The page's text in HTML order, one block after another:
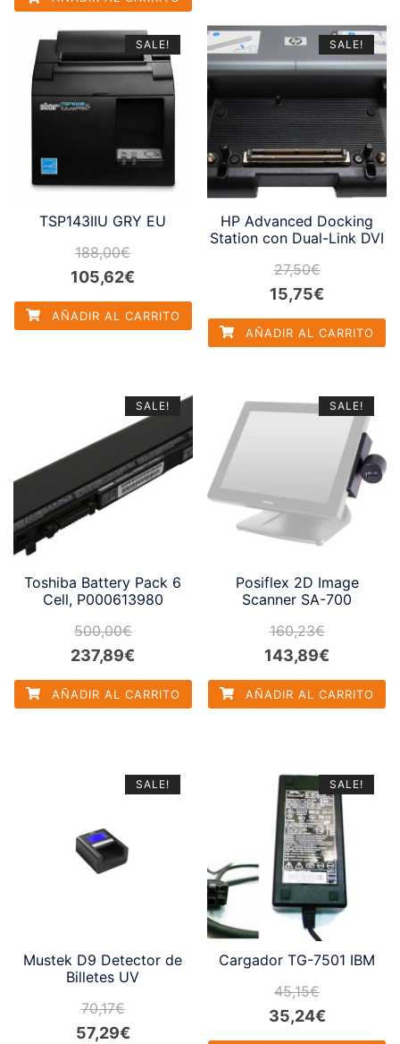
original
era:
30,99€.
actual
es:
20,99€.
SALE!
TSP143IIU GRY EU
188,00€
El
precio
original
105,62€
precio
actual
AÑADIR AL CARRITO
SALE!
HP Advanced Docking
Station con Dual-Link DVI
27,50€
El
precio
original
27,50€.
15,75€
precio
actual
15,75€.
AÑADIR AL CARRITO
SALE!
Toshiba Battery Pack 6
Cell, P000613980
500,00€
El
precio
original
237,89€
precio
actual
AÑADIR AL CARRITO
SALE!
Posiflex 2D Image
Scanner SA-700
160,23€
El
precio
original
143,89€
precio
actual
AÑADIR AL CARRITO
SALE!
Mustek D9 Detector de
Billetes UV
70,17€
El
57,29€El
SALE!
Cargador TG-7501 IBM
45,15€
El
35,24€El